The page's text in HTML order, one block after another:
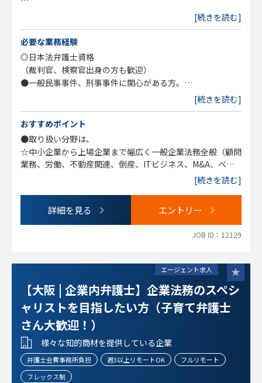
◎従来型の法律事務所運営に疑問を感じ、新しいスタイルの
◎高い専門性（例えばM&A、国際法務等）を有しながら
も、弁護士大増員時代での顧客開拓に不安をかかえる弁護士
など、現状のご自身の境遇を打開しようとしている経験弁護
士の方は、ぜひ、ご検討ください。
※専門分野のチームリーダーを務めることができるレベルの
高い専門性を持った方や、
裁判官、検察官出身の方を歓迎します。
※これまで、顧客層の多い個人・中小企業からの依頼を中心
に対応してきましたが、
組織として大きな成長を遂げた結果、上場企業をはじめとす
◎個人受任：可（但し、売上の20％を経費負担金として事
[続きを読む]
必要な業務経験
◎日本法弁護士資格
（裁判官、検察官出身の方も歓迎）
●一般民事事件、刑事事件に関心がある方。
●Ｍ＆Ａ、国際法務、企業法務分野に関心がある方。国際契
●弁護士業がサービス業であることに理解があり、顧客に対
して親切かつ丁寧に対応できる方。
●自身の専門分野を積極的に開拓していこうとする意欲のあ
る方。
●固定観念にとらわれず、柔軟な思考ができる方、協調性の
※随時全国各オフィスで経験弁護士の採用および検討を行っ
※現時点では当事務所のオフィスが無い地域で勤務を希望す
検討することも可能です。当事務所のオフィスが無い地域も
含めて、ご相談ください。。
[続きを読む]
おすすめポイント
●取り扱い分野は、
☆中小企業から上場企業まで幅広く一般企業法務全般（顧問
業務、労働、不動産関連、倒産、ITビジネス、M&A、ベン
チャー支援、IPO支援、海外進出支援・国際取引、紛争対
問題、債務整理、遺言・相続、労働、消費者被害、B型肝炎
訴訟、外国人ビザ申請など
期代、最近では70期代の弁護士が合計10数名入所。前職は
事務所の弁護士は勿論の事、検事出身、インハウスと多彩。
定着率も高い。
■入所後 数年経過の弁護士からのコメント
＊【民事家事～企業法務】一般民事事件を幅広く担当＋企業
法務（顧問企業）の割り当てもあり、契約書作成・レビュ
ー、労働、訴訟、諸々相談も担当し経験を積める
＊【案件数など】独立した弁護士、小規模事務所に所属する
友人弁護士の話を聞くと、弊所は案件の数も多く、領域も広
いし、仕事をゼロから取る苦労もないので、そこは自分的に
[続きを読む]
詳細を見る エントリー
JOB ID：12129
エージェント求人
【大阪 | 企業内弁護士】企業法務のスペシ
ャリストを目指したい方（子育て弁護士
さん大歓迎！）
様々な知的商材を提供している企業
弁護士会費事務所負担 週3以上リモートOK
フルリモート
フレックス制